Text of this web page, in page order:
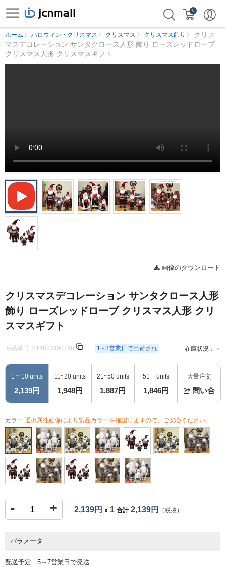
0
ホーム ハロウィン・クリスマス クリスマス クリスマス飾り
クリス
マスデコレーション サンタクロース人形 飾り ローズレッドローブ
クリスマス人形 クリスマスギフト
画像のダウンロード
クリスマスデコレーション サンタクロース人形
飾り ローズレッドローブ クリスマス人形 クリ
スマスギフト
商品番号: 614683490748 1 - 3営業日で出荷され 在庫状況： ○
1 ~ 10 units
2,139円
11~20 units
1,948円
21~50 units
1,887円
51 + units
1,846円
大量注文
問い合
カラー:選択属性画像により製品カラーを確認しますので、ご安心ください。
- + 2,139円 x 1 合計2,139円 （税抜）
パラメータ
配送予定 : 5～7営業日で発送